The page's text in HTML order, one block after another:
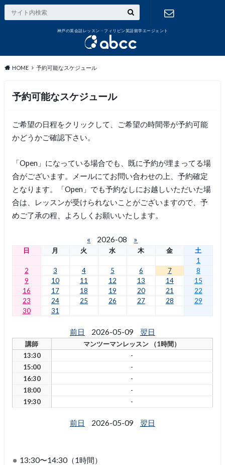
神戸の英会話レッスン・フィリピン英語留学エージェント
HOME 予約可能なスケジュール
予約可能なスケジュール
ご希望の日程をクリックして、ご希望の時間帯が予約可能
かどうかご確認下さい。
「Open」になっている場合でも、既に予約が埋まってる場
合がございます。メールにてお問い合わせの上、予約確定
となります。「Open」でも予約なしにお越しいただいた場
合は、レッスンが受けられないことがございますので、予
めご了承の程、よろしくお願いいたします。
« 2026-08 »
日 月 火 水 木 金
土
1
2
3 4 5 6 7
8
9
10 11 12 13 14
15
16
17 18 19 20 21
22
23
24 25 26 27 28
29
30
31
前日 2026-05-09 翌日
講師
マンツーマンレッスン （1時間）
13:30
-
15:00
-
16:30
-
18:00
-
19:30
-
前日 2026-05-09 翌日
13:30〜14:30（1時間）